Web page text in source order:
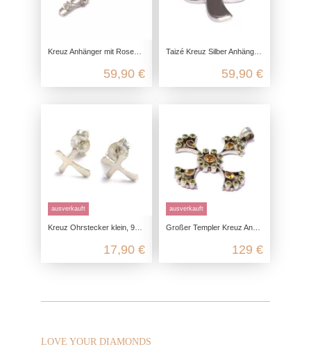
Kreuz Anhänger mit Rosenranke aus 925 Sterling Silber
59,90 €
Taizé Kreuz Silber Anhänger aus 925 Sterling Silber
59,90 €
ausverkauft
Kreuz Ohrstecker klein, 925 Sterling Silber, Mini Silberohrstecker Kruzifix, Schmuck Ohrringe christlich, Damen Geschenk
17,90 €
ausverkauft
Großer Templer Kreuz Anhänger aus 925 Sterling Silber mit Edelsteinen
129 €
LOVE YOUR DIAMONDS